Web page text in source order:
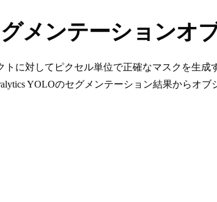
メンテーションオ
トに対してピクセル単位で正確なマスクを生
YOLOのセグメンテーション結果からオ